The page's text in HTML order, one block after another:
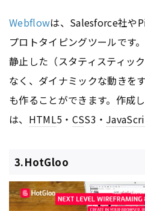
Webflowは、Salesforce社や
プロトタイピングツールです。
静止した（スタティスティッ
なく、ダイナミックな動きを
も作ることができます。作成
は、 HTML5・ CSS3・
3.HotGloo